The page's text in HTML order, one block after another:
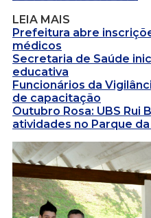
LEIA MAIS
Prefeitura abre
médicos
Secretaria de Saúde
educativa
Funcionários da
de capacitação
Outubro Rosa: UBS Rui
atividades no Parque